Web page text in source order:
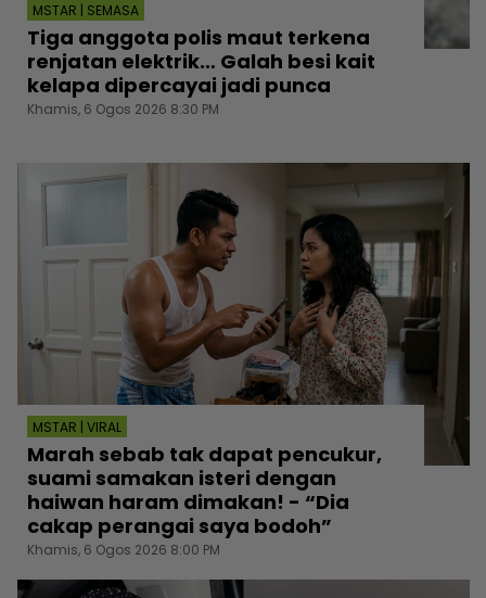
MSTAR | SEMASA
Tiga anggota polis maut terkena
renjatan elektrik… Galah besi kait
kelapa dipercayai jadi punca
Khamis, 6 Ogos 2026 8:30 PM
MSTAR | VIRAL
Marah sebab tak dapat pencukur,
suami samakan isteri dengan
haiwan haram dimakan! - “Dia
cakap perangai saya bodoh”
Khamis, 6 Ogos 2026 8:00 PM